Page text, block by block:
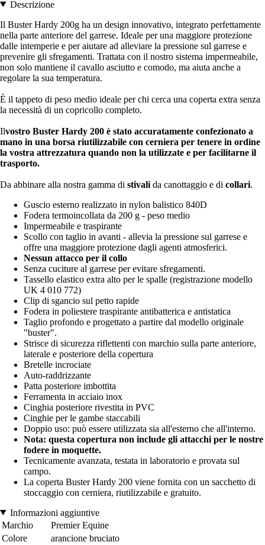
Descrizione
Il Buster Hardy 200g ha un design innovativo, integrato perfettamente
nella parte anteriore del garrese. Ideale per una maggiore protezione
dalle intemperie e per aiutare ad alleviare la pressione sul garrese e
prevenire gli sfregamenti. Trattata con il nostro sistema impermeabile,
non solo mantiene il cavallo asciutto e comodo, ma aiuta anche a
regolare la sua temperatura.
È il tappeto di peso medio ideale per chi cerca una coperta extra senza
la necessità di un copricollo completo.
Ilvostro Buster Hardy 200 è stato accuratamente confezionato a
mano in una borsa riutilizzabile con cerniera per tenere in ordine
la vostra attrezzatura quando non la utilizzate e per facilitarne il
trasporto.
Da abbinare alla nostra gamma di stivali da canottaggio e di collari.
Guscio esterno realizzato in nylon balistico 840D
Fodera termoincollata da 200 g - peso medio
Impermeabile e traspirante
Scollo con taglio in avanti - allevia la pressione sul garrese e
offre una maggiore protezione dagli agenti atmosferici.
Nessun attacco per il collo
Senza cuciture al garrese per evitare sfregamenti.
Tassello elastico extra alto per le spalle (registrazione modello
UK 4 010 772)
Clip di sgancio sul petto rapide
Fodera in poliestere traspirante antibatterica e antistatica
Taglio profondo e progettato a partire dal modello originale
"buster".
Strisce di sicurezza riflettenti con marchio sulla parte anteriore,
laterale e posteriore della copertura
Bretelle incrociate
Auto-raddrizzante
Patta posteriore imbottita
Ferramenta in acciaio inox
Cinghia posteriore rivestita in PVC
Cinghie per le gambe staccabili
Doppio uso: può essere utilizzata sia all'esterno che all'interno.
Nota: questa copertura non include gli attacchi per le nostre
fodere in moquette.
Tecnicamente avanzata, testata in laboratorio e provata sul
campo.
La coperta Buster Hardy 200 viene fornita con un sacchetto di
stoccaggio con cerniera, riutilizzabile e gratuito.
Informazioni aggiuntive
Marchio
Premier Equine
Colore
arancione bruciato